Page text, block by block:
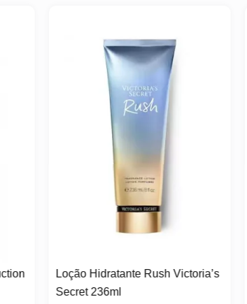
Loção Hidratante Rush Victoria’s
Secret 236ml
Loção